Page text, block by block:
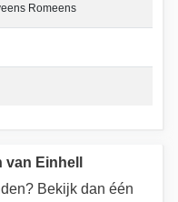
Romeens
Einhell
Bekijk dan één